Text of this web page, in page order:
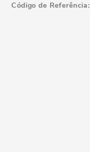
Código de Referência